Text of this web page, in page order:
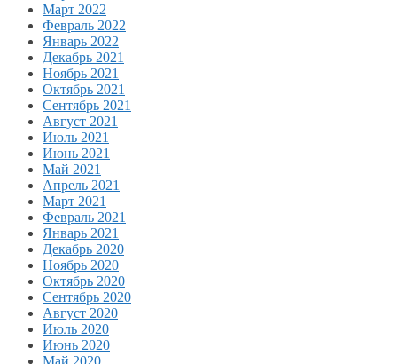
Март 2022
Февраль 2022
Январь 2022
Декабрь 2021
Ноябрь 2021
Октябрь 2021
Сентябрь 2021
Август 2021
Июль 2021
Июнь 2021
Май 2021
Апрель 2021
Март 2021
Февраль 2021
Январь 2021
Декабрь 2020
Ноябрь 2020
Октябрь 2020
Сентябрь 2020
Август 2020
Июль 2020
Июнь 2020
Май 2020